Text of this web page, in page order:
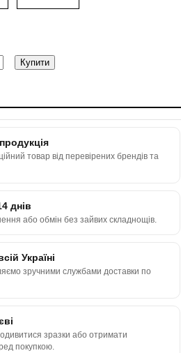
товар від перевірених брендів та
днів
або обмін без зайвих складнощів.
Україні
зручними службами доставки по
зразки або отримати
покупкою.
Купити